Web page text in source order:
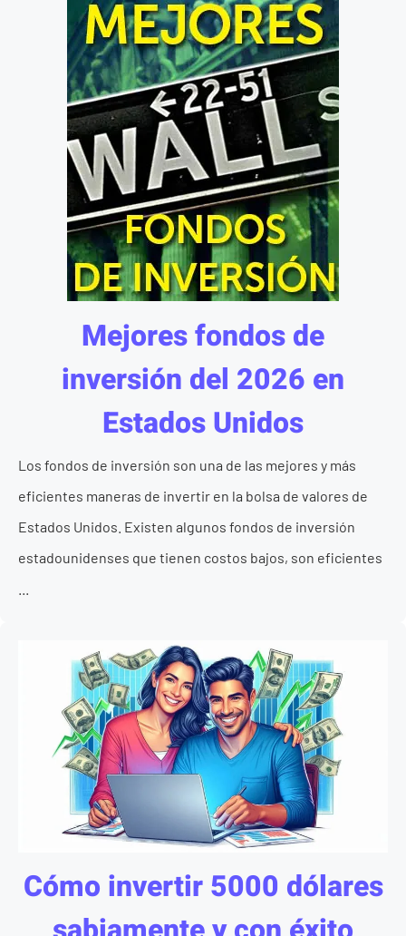
Mejores fondos de
inversión del 2026 en
Estados Unidos
Los fondos de inversión son una de las mejores y más
eficientes maneras de invertir en la bolsa de valores de
Estados Unidos. Existen algunos fondos de inversión
estadounidenses que tienen costos bajos, son eficientes
Cómo invertir 5000 dólares